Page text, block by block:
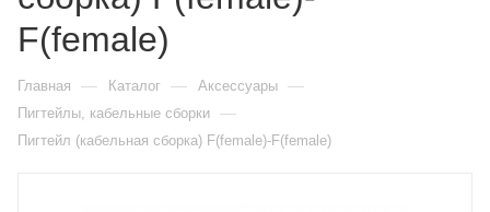
F(female)
Главная — Каталог — Аксессуары —
Пигтейлы, кабельные сборки —
Пигтейл (кабельная сборка) F(female)-F(female)